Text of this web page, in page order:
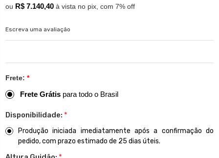
ou R$ 7.140,40 à vista no pix, com 7% off
Escreva uma avaliação
Frete: *
Frete Grátis para todo o Brasil
Disponibilidade: *
Produção iniciada imediatamente após a confirmação do
pedido, com prazo estimado de 25 dias úteis.